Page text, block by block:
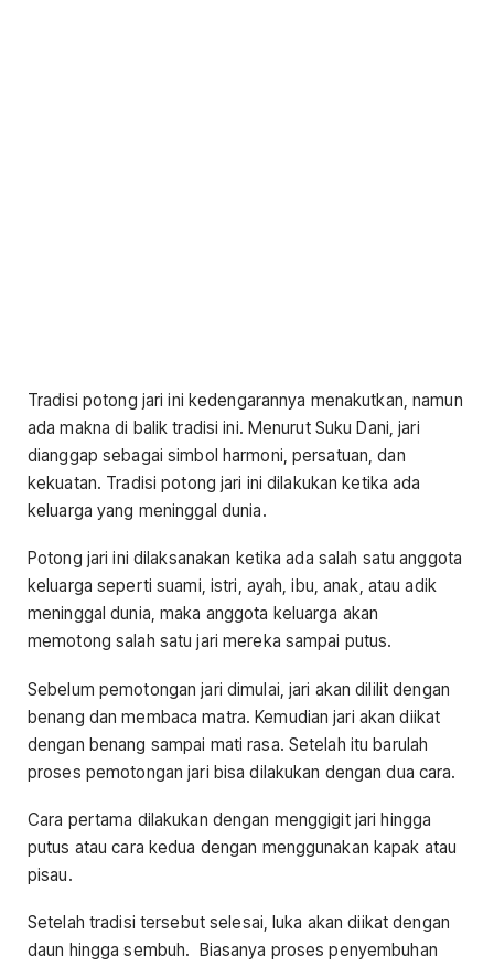
Tradisi potong jari ini kedengarannya menakutkan, namun
ada makna di balik tradisi ini. Menurut Suku Dani, jari
dianggap sebagai simbol harmoni, persatuan, dan
kekuatan. Tradisi potong jari ini dilakukan ketika ada
keluarga yang meninggal dunia.
Potong jari ini dilaksanakan ketika ada salah satu anggota
keluarga seperti suami, istri, ayah, ibu, anak, atau adik
meninggal dunia, maka anggota keluarga akan
memotong salah satu jari mereka sampai putus.
Sebelum pemotongan jari dimulai, jari akan dililit dengan
benang dan membaca matra. Kemudian jari akan diikat
dengan benang sampai mati rasa. Setelah itu barulah
proses pemotongan jari bisa dilakukan dengan dua cara.
Cara pertama dilakukan dengan menggigit jari hingga
putus atau cara kedua dengan menggunakan kapak atau
pisau.
Setelah tradisi tersebut selesai, luka akan diikat dengan
daun hingga sembuh. Biasanya proses penyembuhan